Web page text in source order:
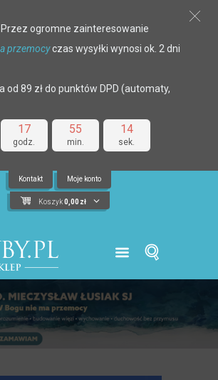
17
godz.
55
min.
14
sek.
Przez ogromne zainteresowanie
przemocyczas wysyłki wynosi ok. 2 dni
od 89 zł do punktów DPD (automaty,
Kontakt Moje konto
Koszyk 0,00 zł